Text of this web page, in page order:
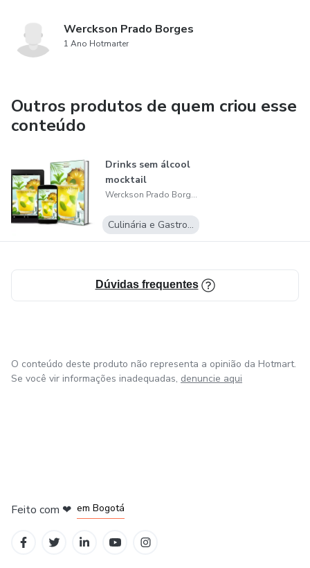
Werckson Prado Borges
1 Ano Hotmarter
Outros produtos de quem criou esse
conteúdo
Drinks sem álcool
mocktail
Werckson Prado Borges
Culinária e Gastronomia
Dúvidas frequentes
O conteúdo deste produto não representa a opinião da Hotmart.
Se você vir informações inadequadas, denuncie aqui
Feito com ❤ em Bogotá